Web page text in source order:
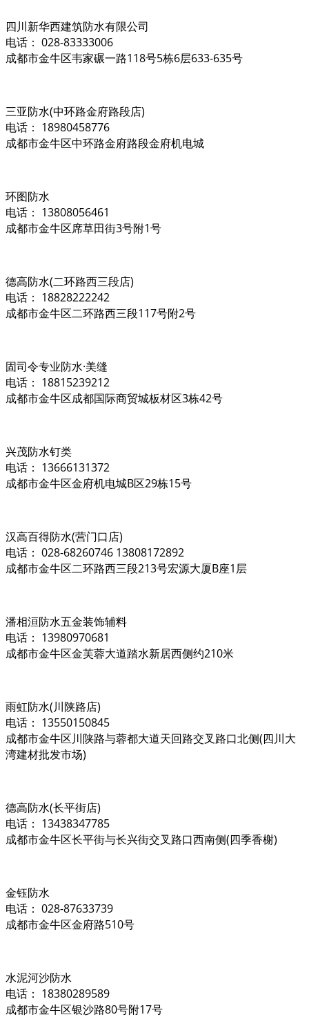
四川新华西建筑防水有限公司
电话： 028-83333006
成都市金牛区韦家碾一路118号5栋6层633-635号
三亚防水(中环路金府路段店)
电话： 18980458776
成都市金牛区中环路金府路段金府机电城
环图防水
电话： 13808056461
成都市金牛区席草田街3号附1号
德高防水(二环路西三段店)
电话： 18828222242
成都市金牛区二环路西三段117号附2号
固司令专业防水·美缝
电话： 18815239212
成都市金牛区成都国际商贸城板材区3栋42号
兴茂防水钉类
电话： 13666131372
成都市金牛区金府机电城B区29栋15号
汉高百得防水(营门口店)
电话： 028-68260746 13808172892
成都市金牛区二环路西三段213号宏源大厦B座1层
潘相洹防水五金装饰辅料
电话： 13980970681
成都市金牛区金芙蓉大道踏水新居西侧约210米
雨虹防水(川陕路店)
电话： 13550150845
成都市金牛区川陕路与蓉都大道天回路交叉路口北侧(四川大
湾建材批发市场)
德高防水(长平街店)
电话： 13438347785
成都市金牛区长平街与长兴街交叉路口西南侧(四季香榭)
金钰防水
电话： 028-87633739
成都市金牛区金府路510号
水泥河沙防水
电话： 18380289589
成都市金牛区银沙路80号附17号